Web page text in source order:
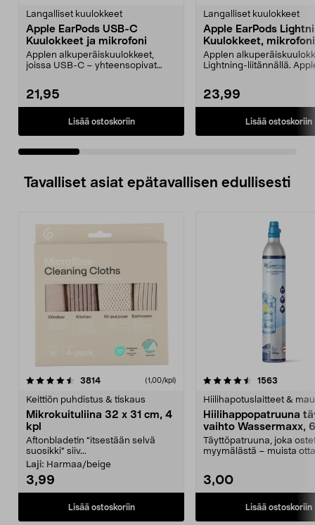
Langalliset kuulokkeet
Apple EarPods USB-C
Kuulokkeet ja mikrofoni
Applen alkuperäiskuulokkeet,
joissa USB-C – yhteensopivat
21,95
Lisää ostoskoriin
Langalliset kuulokkeet
Apple EarPods
Kuulokkeet, mikrofoni
Applen
Lightning-liitännällä.
23,99
Lisää ostoskoriin
Tavalliset asiat epätavallisen edullisesti
3814arvostelut (1,00/kpl)
Keittiön puhdistus & tiskaus
Mikrokuituliina 32 x 31 cm, 4
kpl
Aftonbladetin "itsestään selvä
suosikki" siiv...
Laji: Harmaa/beige
3,99
Lisää ostoskoriin
4.5viidestä
1563
Hiilihapotuslaitteet &
Hiilihappopatruuna
vaihto Wassermaxx,
Täyttöpatruuna, joka
myymälästä – muista
3,00
Lisää ostoskoriin
4.5viidestä